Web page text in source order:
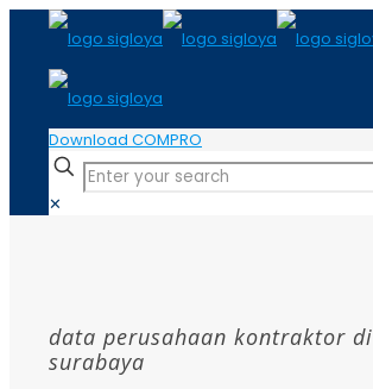
Download COMPRO
✕
data perusahaan kontraktor di
surabaya